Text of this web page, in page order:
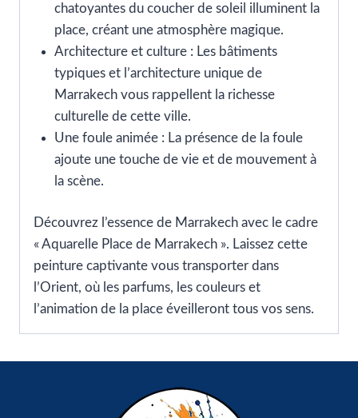
chatoyantes du coucher de soleil illuminent la
place, créant une atmosphère magique.
Architecture et culture : Les bâtiments
typiques et l’architecture unique de
Marrakech vous rappellent la richesse
culturelle de cette ville.
Une foule animée : La présence de la foule
ajoute une touche de vie et de mouvement à
la scène.
Découvrez l’essence de Marrakech avec le cadre
« Aquarelle Place de Marrakech ». Laissez cette
peinture captivante vous transporter dans
l’Orient, où les parfums, les couleurs et
l’animation de la place éveilleront tous vos sens.